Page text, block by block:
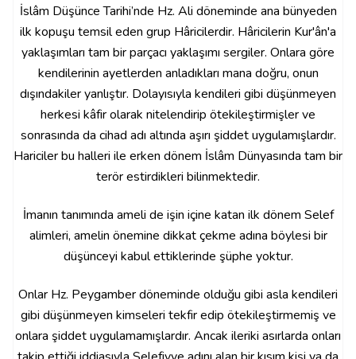
İslâm Düşünce Tarihi’nde Hz. Ali döneminde ana bünyeden
ilk kopuşu temsil eden grup Hâricilerdir. Hâricilerin Kur'ân'a
yaklaşımları tam bir parçacı yaklaşımı sergiler. Onlara göre
kendilerinin ayetlerden anladıkları mana doğru, onun
dışındakiler yanlıştır. Dolayısıyla kendileri gibi düşünmeyen
herkesi kâfir olarak nitelendirip ötekileştirmişler ve
sonrasında da cihad adı altında aşırı şiddet uygulamışlardır.
Hariciler bu halleri ile erken dönem İslâm Dünyasında tam bir
terör estirdikleri bilinmektedir.
İmanın tanımında ameli de işin içine katan ilk dönem Selef
alimleri, amelin önemine dikkat çekme adına böylesi bir
düşünceyi kabul ettiklerinde şüphe yoktur.
Onlar Hz. Peygamber döneminde olduğu gibi asla kendileri
gibi düşünmeyen kimseleri tekfir edip ötekileştirmemiş ve
onlara şiddet uygulamamışlardır. Ancak ileriki asırlarda onları